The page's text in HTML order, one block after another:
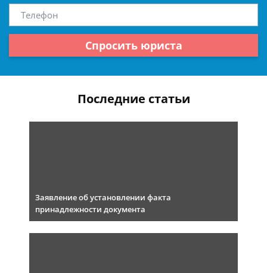
Спросить юриста
Последние статьи
Заявление об установлении факта
принадлежности документа